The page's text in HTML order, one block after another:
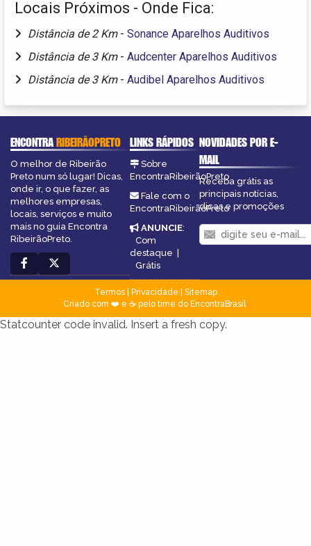
Locais Próximos - Onde Fica:
Distância de 2 Km - Sonance Aparelhos Auditivos
Distância de 3 Km - Audcenter Aparelhos Auditivos
Distância de 3 Km - Audibel Aparelhos Auditivos
ENCONTRARIBEIRÃOPRETO
O melhor de Ribeirão
Preto num só lugar! Dicas,
onde ir, o que fazer, as
melhores empresas,
locais, serviços e muito
mais no guia Encontra
RibeirãoPreto.
LINKS RÁPIDOS
Sobre
EncontraRibeirãoPreto
Fale com o
EncontraRibeirãoPreto
ANUNCIE:
Com
destaque |
Grátis
NOVIDADES POR E-
MAIL
Receba grátis as
principais notícias,
dicas e promoções
Termos| Privacidade
Sitemap
Criado com ❤️ e ☕ pelo time do EncontraBrasil
Statcounter code invalid. Insert a fresh copy.